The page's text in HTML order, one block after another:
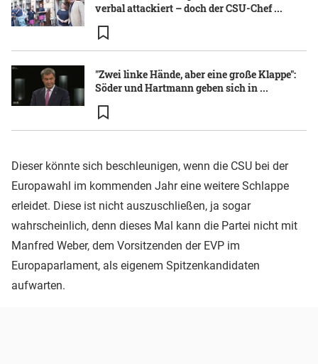
verbal attackiert – doch der CSU-Chef ...
"Zwei linke Hände, aber eine große Klappe":
Söder und Hartmann geben sich in ...
Dieser könnte sich beschleunigen, wenn die CSU bei der
Europawahl im kommenden Jahr eine weitere Schlappe
erleidet. Diese ist nicht auszuschließen, ja sogar
wahrscheinlich, denn dieses Mal kann die Partei nicht mit
Manfred Weber, dem Vorsitzenden der EVP im
Europaparlament, als eigenem Spitzenkandidaten
aufwarten.